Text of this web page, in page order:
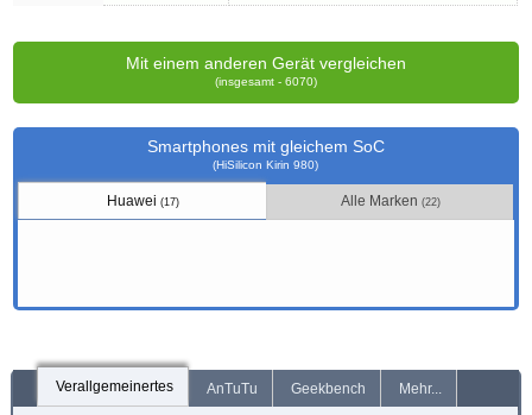
Mit einem anderen Gerät vergleichen
(insgesamt - 6070)
Smartphones mit gleichem SoC
(HiSilicon Kirin 980)
Huawei (17) Alle Marken (22)
Verallgemeinertes AnTuTu Geekbench Mehr...